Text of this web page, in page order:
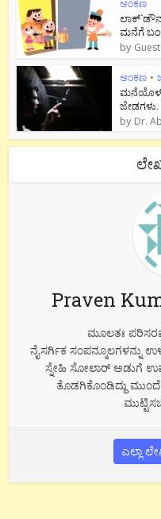
ಅಂಕಣ
ಮನೆಗೆ
by
ಅಂಕಣ •
ಜೇಡಗಳು.
by Dr.
Praven
ಮೂಲತಃ
ನೈಸರ್ಗಿಕ ಸಂಪನ್ಮೂಲಗಳನ್ನು
ಸ್ನೇಹಿ ಸೋಲಾರ್ ಅಡುಗೆ
ತೊಡಗಿಕೊಂಡಿದ್ದು
ಎಲ್ಲಾ